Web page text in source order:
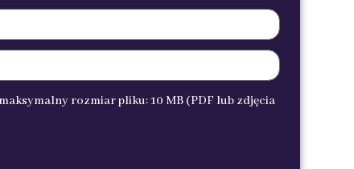
rozmiar pliku: 10 MB (PDF lub zdjęcia